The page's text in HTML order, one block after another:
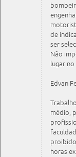
de
ser
Não
lugar
Edvan
médio,
horas